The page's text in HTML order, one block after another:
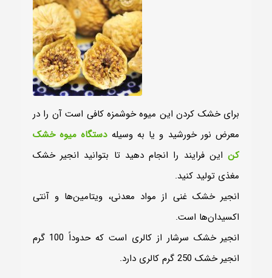
برای خشک کردن این میوه خوشمزه کافی است آن را در
معرض نور خورشید و یا به وسیلهدستگاه‌ میوه خشک
کناین فرایند را انجام دهید تا بتوانید انجیر خشک
مغذی تولید کنید.
انجیر خشک غنی از مواد معدنی، ویتامین‌ها و آنتی
اکسیدان‌ها است.
انجیر خشک سرشار از کالری است که حدوداً 100 گرم
انجیر خشک 250 گرم کالری دارد.